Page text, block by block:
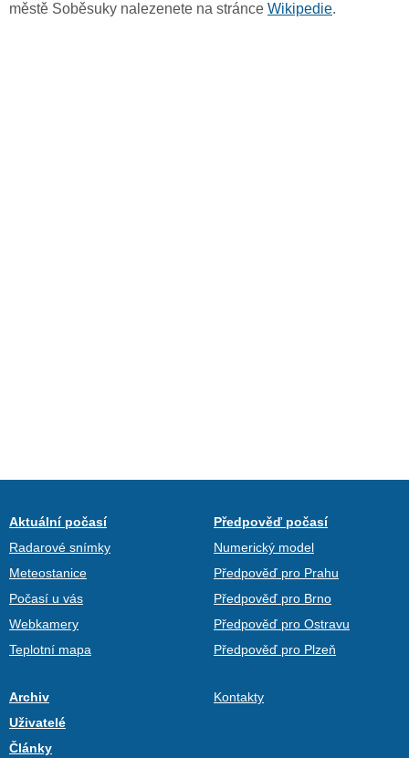
městě Soběsuky nalezenete na stránce Wikipedie.
Aktuální počasí
Radarové snímky
Meteostanice
Počasí u vás
Webkamery
Teplotní mapa
Předpověď počasí
Numerický model
Předpověď pro Prahu
Předpověď pro Brno
Předpověď pro Ostravu
Předpověď pro Plzeň
Archiv
Uživatelé
Články
Kontakty